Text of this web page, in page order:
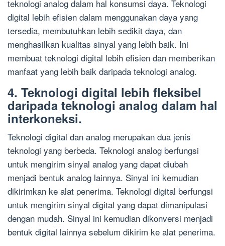
teknologi analog dalam hal konsumsi daya. Teknologi
digital lebih efisien dalam menggunakan daya yang
tersedia, membutuhkan lebih sedikit daya, dan
menghasilkan kualitas sinyal yang lebih baik. Ini
membuat teknologi digital lebih efisien dan memberikan
manfaat yang lebih baik daripada teknologi analog.
4. Teknologi digital lebih fleksibel
daripada teknologi analog dalam hal
interkoneksi.
Teknologi digital dan analog merupakan dua jenis
teknologi yang berbeda. Teknologi analog berfungsi
untuk mengirim sinyal analog yang dapat diubah
menjadi bentuk analog lainnya. Sinyal ini kemudian
dikirimkan ke alat penerima. Teknologi digital berfungsi
untuk mengirim sinyal digital yang dapat dimanipulasi
dengan mudah. Sinyal ini kemudian dikonversi menjadi
bentuk digital lainnya sebelum dikirim ke alat penerima.